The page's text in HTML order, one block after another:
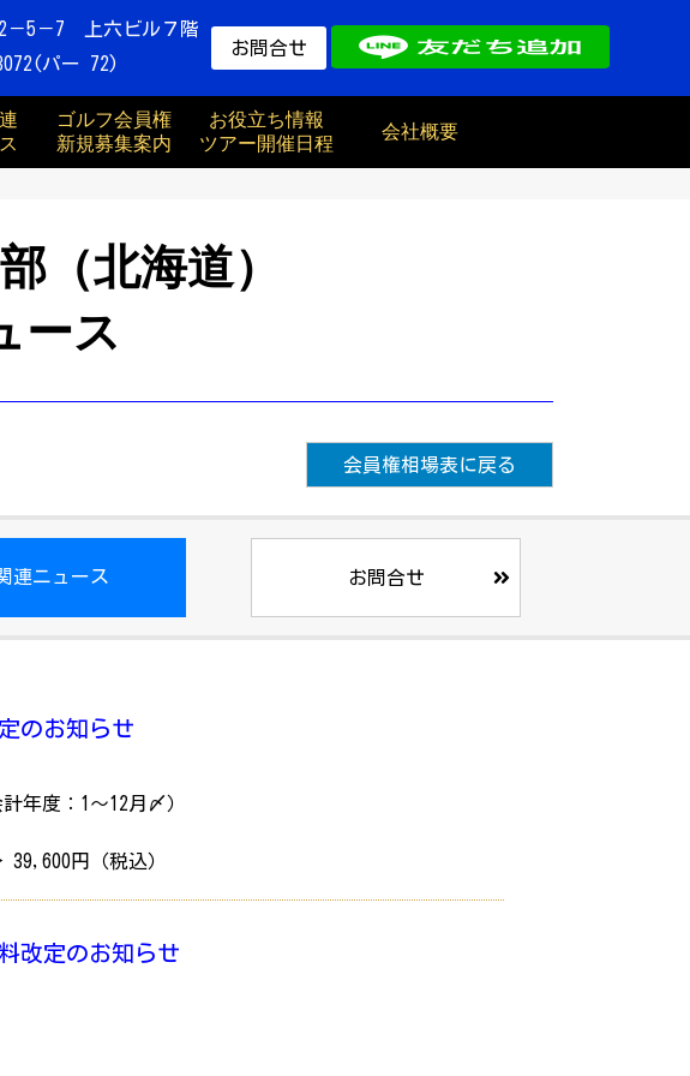
－5－7 上六ビル７階
パー 72)
お問合せ
ゴルフ会員権
新規募集案内
お役立ち情報
ツアー開催日程
会社概要
（北海道）
ース
会員権相場表に戻る
連ニュース お問合せ
のお知らせ
年度：1～12月〆）
円（税込）
改定のお知らせ